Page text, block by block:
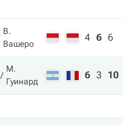
В.
Вашеро
4 6 6
М.
Гуинард
6 3 10